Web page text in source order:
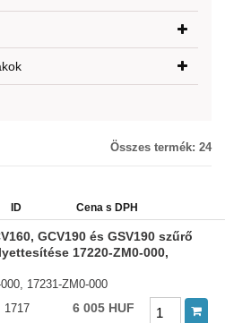
Összes termék: 24
ID Cena s DPH
GCV190 és GSV190 szűrő
17220-ZM0-000,
17231-ZM0-000
1717 6 005 HUF